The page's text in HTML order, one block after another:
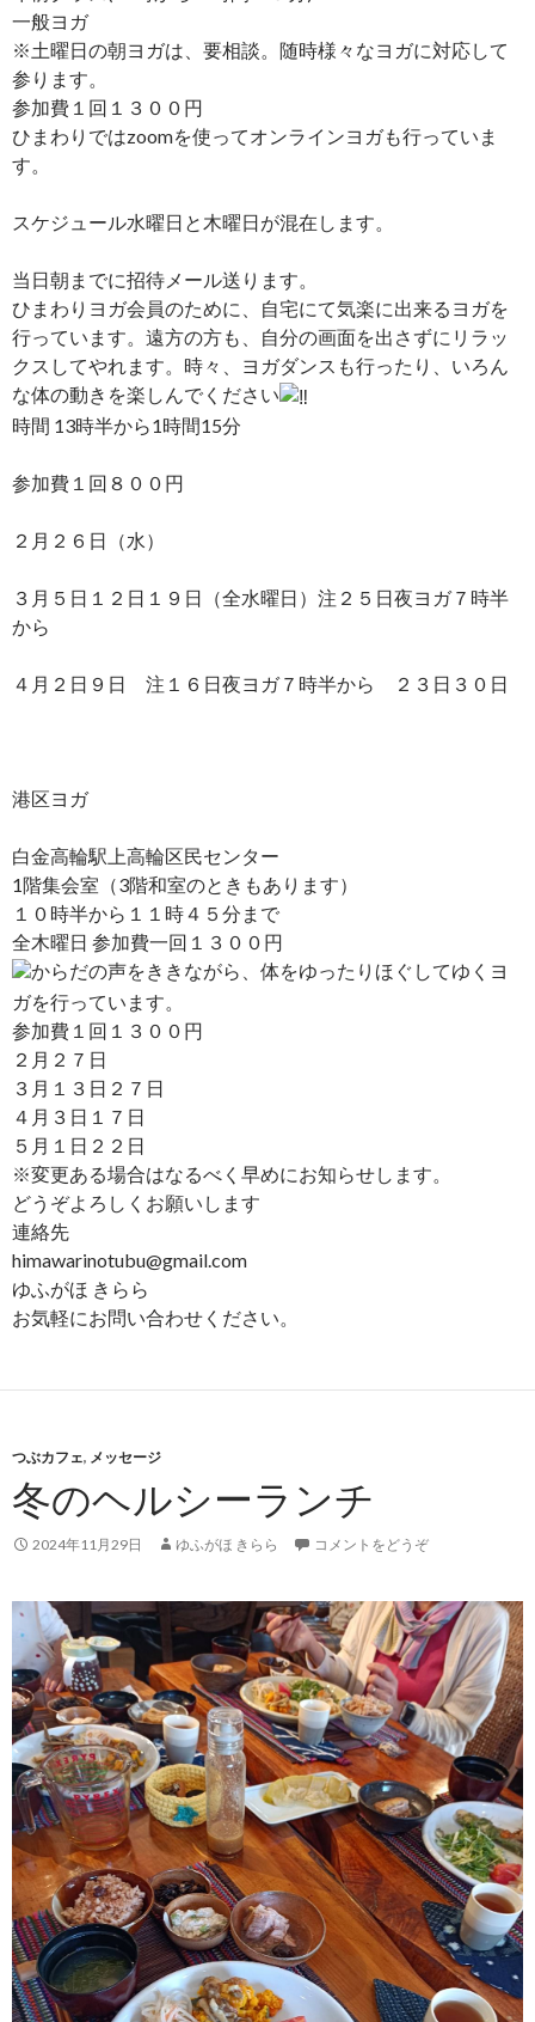
一般ヨガ
※土曜日の朝ヨガは、要相談。随時様々なヨガに対応して
参ります。
参加費１回１３００円
ひまわりではzoomを使ってオンラインヨガも行っていま
す。
スケジュール水曜日と木曜日が混在します。
当日朝までに招待メール送ります。
ひまわりヨガ会員のために、自宅にて気楽に出来るヨガを
行っています。遠方の方も、自分の画面を出さずにリラッ
クスしてやれます。時々、ヨガダンスも行ったり、いろん
な体の動きを楽しんでください
時間 13時半から1時間15分
参加費１回８００円
２月２６日（水）
３月５日１２日１９日（全水曜日）注２５日夜ヨガ７時半
から
４月２日９日 注１６日夜ヨガ７時半から ２３日３０日
港区ヨガ
白金高輪駅上高輪区民センター
1階集会室（3階和室のときもあります）
１０時半から１１時４５分まで
全木曜日 参加費一回１３００円
からだの声をききながら、体をゆったりほぐしてゆくヨ
ガを行っています。
参加費１回１３００円
２月２７日
３月１３日２７日
４月３日１７日
５月１日２２日
※変更ある場合はなるべく早めにお知らせします。
どうぞよろしくお願いします
連絡先
himawarinotubu@gmail.com
ゆふがほ きらら
お気軽にお問い合わせください。
つぶカフェ, メッセージ
冬のヘルシーランチ
2024年11月29日 ゆふがほ きらら コメントをどうぞ